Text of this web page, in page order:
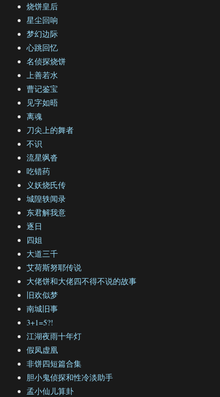
烧饼皇后
星尘回响
梦幻边际
心跳回忆
名侦探烧饼
上善若水
曹记鉴宝
见字如晤
离魂
刀尖上的舞者
不识
流星飒沓
吃错药
义妖烧氏传
城隍轶闻录
东君解我意
逐日
四姐
大道三千
艾荷斯努耶传说
大佬饼和大佬四不得不说的故事
旧欢似梦
南城旧事
3+1=5?!
江湖夜雨十年灯
假凤虚凰
非饼四短篇合集
胆小鬼侦探和性冷淡助手
孟小仙儿算卦